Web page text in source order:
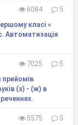
для дітей і
та молоді, які
6084
5
класі «
Автоматизація
7025
5
прийомів
(з) - (ж) в
5575
5